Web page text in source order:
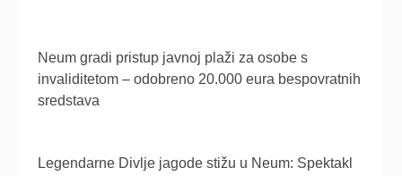
Neum gradi pristup javnoj plaži za osobe s
invaliditetom – odobreno 20.000 eura bespovratnih
sredstava
Legendarne Divlje jagode stižu u Neum: Spektakl